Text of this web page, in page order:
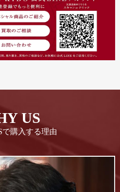
US
で購入する理由